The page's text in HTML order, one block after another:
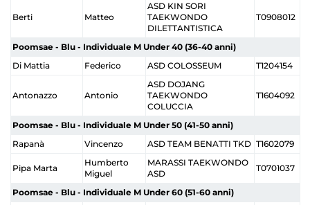
Berti Matteo
ASD KIN SORI
TAEKWONDO
DILETTANTISTICA
T0908012
Poomsae - Blu - Individuale M Under 40 (36-40 anni)
Di Mattia
Federico ASD COLOSSEUM T1204154
Antonazzo Antonio
ASD DOJANG
TAEKWONDO
COLUCCIA
T1604092
Poomsae - Blu - Individuale M Under 50 (41-50 anni)
Rapanà
Vincenzo ASD TEAM BENATTI TKD T1602079
Pipa Marta
Humberto
Miguel
MARASSI TAEKWONDO
ASD
T0701037
Poomsae - Blu - Individuale M Under 60 (51-60 anni)